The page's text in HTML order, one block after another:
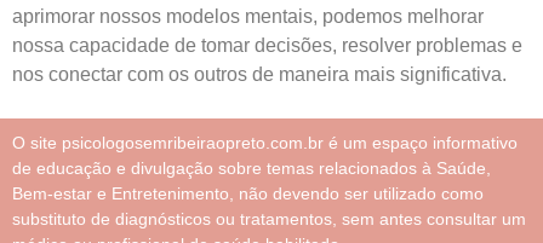
aprimorar nossos modelos mentais, podemos melhorar
nossa capacidade de tomar decisões, resolver problemas e
nos conectar com os outros de maneira mais significativa.
O site psicologosemribeiraopreto.com.br é um espaço informativo
de educação e divulgação sobre temas relacionados à Saúde,
Bem-estar e Entretenimento, não devendo ser utilizado como
substituto de diagnósticos ou tratamentos, sem antes consultar um